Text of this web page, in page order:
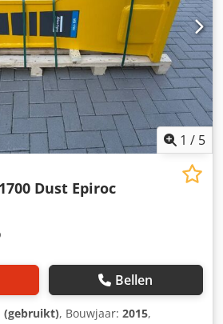
1 / 5
Dust Epiroc
Bellen
(gebruikt), Bouwjaar: 2015,